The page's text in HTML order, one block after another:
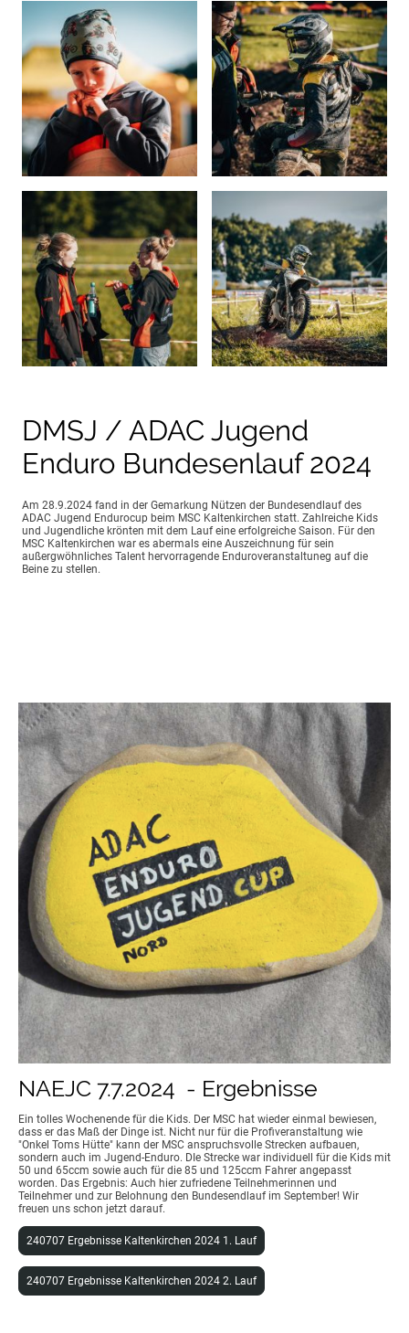
DMSJ / ADAC Jugend
Enduro Bundesenlauf 2024
Am 28.9.2024 fand in der Gemarkung Nützen der Bundesendlauf des
ADAC Jugend Endurocup beim MSC Kaltenkirchen statt. Zahlreiche Kids
und Jugendliche krönten mit dem Lauf eine erfolgreiche Saison. Für den
MSC Kaltenkirchen war es abermals eine Auszeichnung für sein
außergwöhnliches Talent hervorragende Enduroveranstaltuneg auf die
Beine zu stellen.
NAEJC 7.7.2024 - Ergebnisse
Ein tolles Wochenende für die Kids. Der MSC hat wieder einmal bewiesen,
dass er das Maß der Dinge ist. Nicht nur für die Profiveranstaltung wie
"Onkel Toms Hütte" kann der MSC anspruchsvolle Strecken aufbauen,
sondern auch im Jugend-Enduro. DIe Strecke war individuell für die Kids mit
50 und 65ccm sowie auch für die 85 und 125ccm Fahrer angepasst
worden. Das Ergebnis: Auch hier zufriedene Teilnehmerinnen und
Teilnehmer und zur Belohnung den Bundesendlauf im September! Wir
freuen uns schon jetzt darauf.
240707 Ergebnisse Kaltenkirchen 2024 1. Lauf
240707 Ergebnisse Kaltenkirchen 2024 2. Lauf